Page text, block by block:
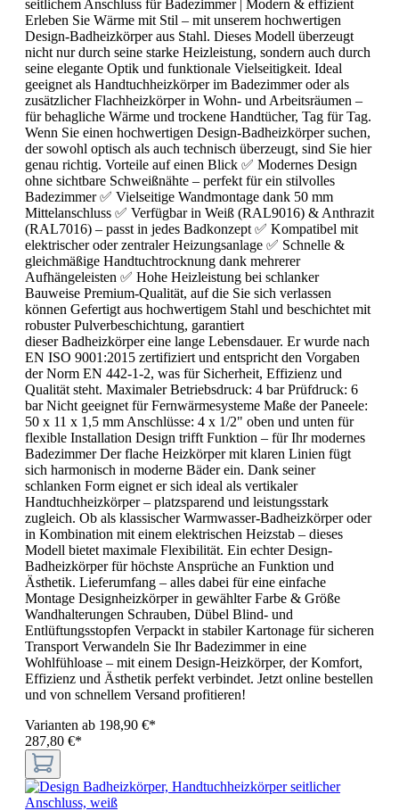
seitlichem Anschluss für Badezimmer | Modern & effizient
Erleben Sie Wärme mit Stil – mit unserem hochwertigen
Design-Badheizkörper aus Stahl. Dieses Modell überzeugt
nicht nur durch seine starke Heizleistung, sondern auch durch
seine elegante Optik und funktionale Vielseitigkeit. Ideal
geeignet als Handtuchheizkörper im Badezimmer oder als
zusätzlicher Flachheizkörper in Wohn- und Arbeitsräumen –
für behagliche Wärme und trockene Handtücher, Tag für Tag.
Wenn Sie einen hochwertigen Design-Badheizkörper suchen,
der sowohl optisch als auch technisch überzeugt, sind Sie hier
genau richtig. Vorteile auf einen Blick ✅ Modernes Design
ohne sichtbare Schweißnähte – perfekt für ein stilvolles
Badezimmer ✅ Vielseitige Wandmontage dank 50 mm
Mittelanschluss ✅ Verfügbar in Weiß (RAL9016) & Anthrazit
(RAL7016) – passt in jedes Badkonzept ✅ Kompatibel mit
elektrischer oder zentraler Heizungsanlage ✅ Schnelle &
gleichmäßige Handtuchtrocknung dank mehrerer
Aufhängeleisten ✅ Hohe Heizleistung bei schlanker
Bauweise Premium-Qualität, auf die Sie sich verlassen
können Gefertigt aus hochwertigem Stahl und beschichtet mit
robuster Pulverbeschichtung, garantiert
dieser Badheizkörper eine lange Lebensdauer. Er wurde nach
EN ISO 9001:2015 zertifiziert und entspricht den Vorgaben
der Norm EN 442-1-2, was für Sicherheit, Effizienz und
Qualität steht. Maximaler Betriebsdruck: 4 bar Prüfdruck: 6
bar Nicht geeignet für Fernwärmesysteme Maße der Paneele:
50 x 11 x 1,5 mm Anschlüsse: 4 x 1/2" oben und unten für
flexible Installation Design trifft Funktion – für Ihr modernes
Badezimmer Der flache Heizkörper mit klaren Linien fügt
sich harmonisch in moderne Bäder ein. Dank seiner
schlanken Form eignet er sich ideal als vertikaler
Handtuchheizkörper – platzsparend und leistungsstark
zugleich. Ob als klassischer Warmwasser-Badheizkörper oder
in Kombination mit einem elektrischen Heizstab – dieses
Modell bietet maximale Flexibilität. Ein echter Design-
Badheizkörper für höchste Ansprüche an Funktion und
Ästhetik. Lieferumfang – alles dabei für eine einfache
Montage Designheizkörper in gewählter Farbe & Größe
Wandhalterungen Schrauben, Dübel Blind- und
Entlüftungsstopfen Verpackt in stabiler Kartonage für sicheren
Transport Verwandeln Sie Ihr Badezimmer in eine
Wohlfühloase – mit einem Design-Heizkörper, der Komfort,
Effizienz und Ästhetik perfekt verbindet. Jetzt online bestellen
und von schnellem Versand profitieren!
Varianten ab 198,90 €*
287,80 €*